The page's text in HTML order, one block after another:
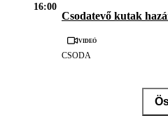
16:00
Csodatevő kutak
Videó
CSODA